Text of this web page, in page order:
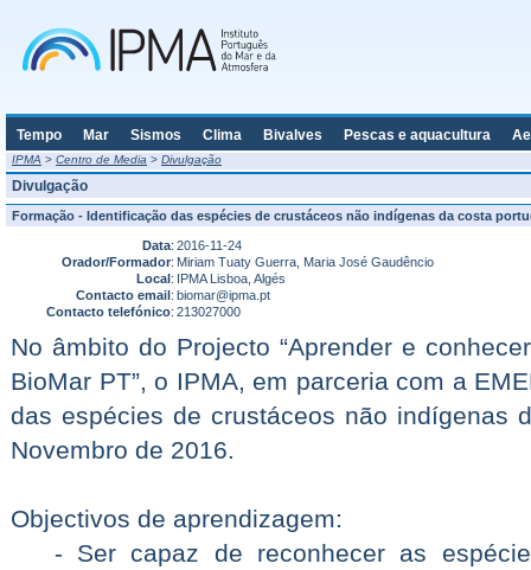
Tempo Mar Sismos Clima Bivalves Pescas e aquacultura
IPMA > Centro de Media > Divulgação
Divulgação
Formação - Identificação das espécies de crustáceos não indígenas da costa
Data: 2016-11-24
Orador/Formador: Miriam Tuaty Guerra, Maria José Gaudêncio
Local: IPMA Lisboa, Algés
Contacto email: biomar@ipma.pt
Contacto telefónico: 213027000
No âmbito do Projecto “Aprender e
BioMar PT”, o IPMA, em parceria com a
das espécies de crustáceos não indígenas
Novembro de 2016.
Objectivos de aprendizagem:
- Ser capaz de reconhecer as